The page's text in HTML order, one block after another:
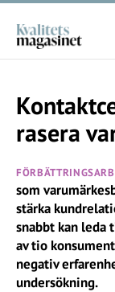
rasera
som
stärka
snabbt kan leda
av tio
negativ
undersökning.